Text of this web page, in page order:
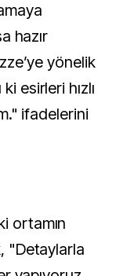
hazır
yönelik
esirleri hızlı
ifadelerini
ortamın
"Detaylarla